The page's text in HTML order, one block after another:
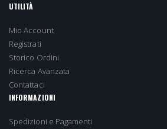
UTILITÀ
Mio Account
Registrati
Storico Ordini
Ricerca Avanzata
Contattaci
INFORMAZIONI
Spedizioni e Pagamenti